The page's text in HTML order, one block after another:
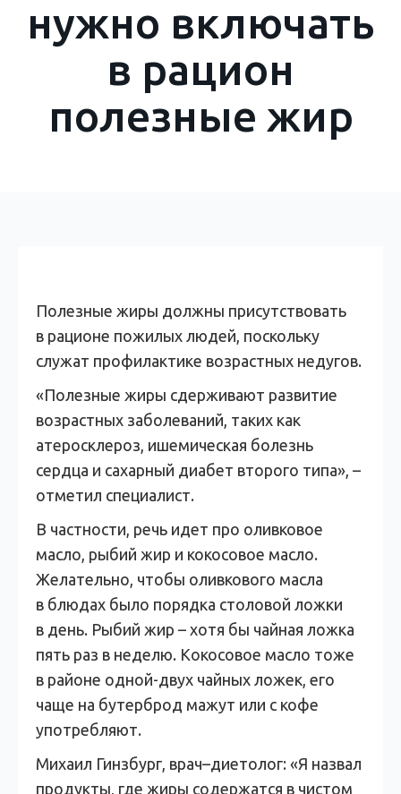
нужно включать
в рацион
полезные жир
Полезные жиры должны присутствовать
в рационе пожилых людей, поскольку
служат профилактике возрастных недугов.
«Полезные жиры сдерживают развитие
возрастных заболеваний, таких как
атеросклероз, ишемическая болезнь
сердца и сахарный диабет второго типа», –
отметил специалист.
В частности, речь идет про оливковое
масло, рыбий жир и кокосовое масло.
Желательно, чтобы оливкового масла
в блюдах было порядка столовой ложки
в день. Рыбий жир – хотя бы чайная ложка
пять раз в неделю. Кокосовое масло тоже
в районе одной-двух чайных ложек, его
чаще на бутерброд мажут или с кофе
употребляют.
Михаил Гинзбург, врач–диетолог: «Я назвал
продукты, где жиры содержатся в чистом